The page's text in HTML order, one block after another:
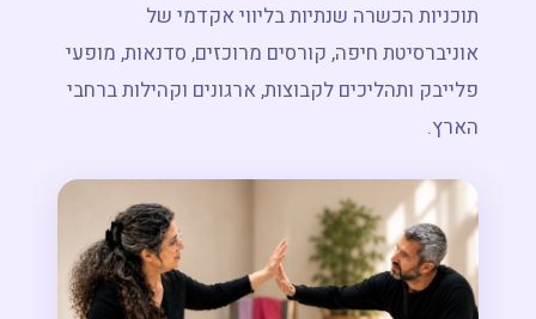
תוכניות הכשרה שנתיות בליווי אקדמי של
אוניברסיטת חיפה, קורסים מרוכזים, סדנאות, מופעי
פלייבק ותהליכים לקבוצות, ארגונים וקהילות ברחבי
הארץ.